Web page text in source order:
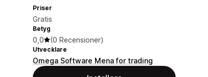
Priser
Gratis
Betyg
0,0 (0 Recensioner)
Utvecklare
Omega Software Mena for trading